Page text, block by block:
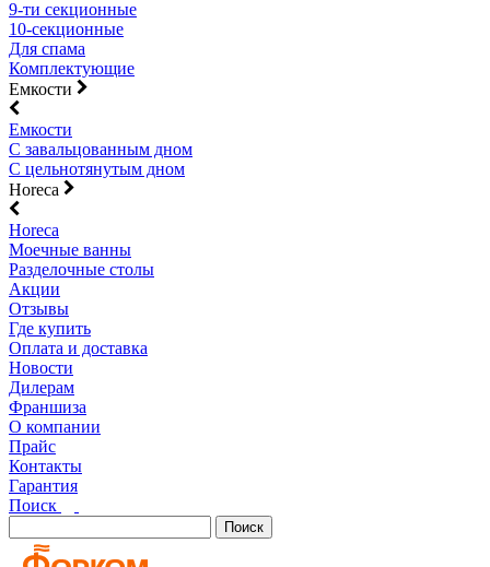
9-ти секционные
10-секционные
Для спама
Комплектующие
Емкости
Емкости
С завальцованным дном
С цельнотянутым дном
Horeca
Horeca
Моечные ванны
Разделочные столы
Акции
Отзывы
Где купить
Оплата и доставка
Новости
Дилерам
Франшиза
О компании
Прайс
Контакты
Гарантия
Поиск
Поиск